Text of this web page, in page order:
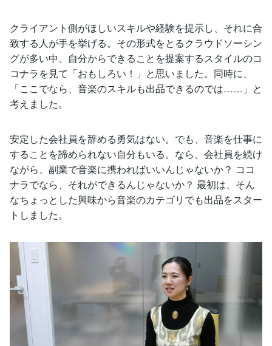
クライアント側がほしいスキルや経験を提示し、それに合
致する人が手を挙げる。その形式をとるクラウドソーシン
グが多い中、自分からできることを提案するスタイルのコ
コナラを見て「おもしろい！」と思いました。同時に、
「ここでなら、音楽のスキルも出品できるのでは……」と
考えました。
安定した会社員を辞める勇気はない。でも、音楽を仕事に
することを諦められない自分もいる。なら、会社員を続け
ながら、副業で音楽に携わればいいんじゃないか？ ココ
ナラでなら、それができるんじゃないか？ 最初は、そん
なちょっとした興味から音楽のカテゴリでも出品をスター
トしました。